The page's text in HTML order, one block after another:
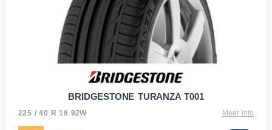
BRIDGESTONE TURANZA T001
225 / 40 R 18 92W Meer info